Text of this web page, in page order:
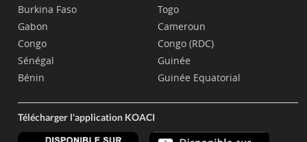
Burkina Faso
Gabon
Congo
Sénégal
Bénin
Togo
Cameroun
Congo (RDC)
Guinée
Guinée Equatorial
Télécharger l'application KOACI